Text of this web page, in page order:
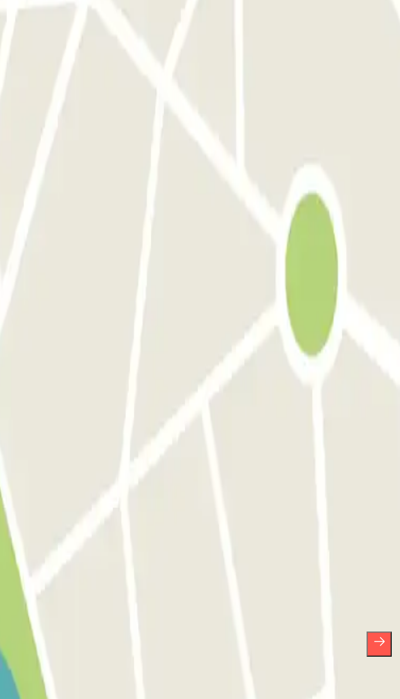
otras muchas sorpresas.
ningún compromiso, podrás darte de baja cuando quieras en la misma newsletter.